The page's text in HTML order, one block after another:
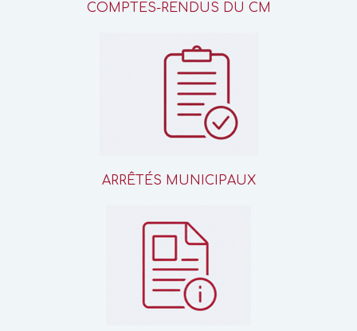
COMPTES-RENDUS DU CM
ARRÊTÉS MUNICIPAUX